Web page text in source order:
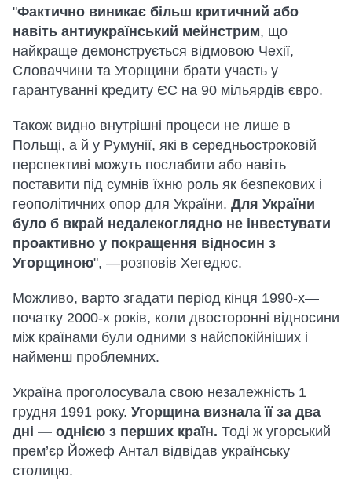
"Фактично виникає більш критичний або
навіть антиукраїнський мейнстрим, що
найкраще демонструється відмовою Чехії,
Словаччини та Угорщини брати участь у
гарантуванні кредиту ЄС на 90 мільярдів євро.
Також видно внутрішні процеси не лише в
Польщі, а й у Румунії, які в середньостроковій
перспективі можуть послабити або навіть
поставити під сумнів їхню роль як безпекових і
геополітичних опор для України. Для України
було б вкрай недалекоглядно не інвестувати
проактивно у покращення відносин з
Угорщиною", —розповів Хегедюс.
Можливо, варто згадати період кінця 1990-х—
початку 2000-х років, коли двосторонні відносини
між країнами були одними з найспокійніших і
найменш проблемних.
Україна проголосувала свою незалежність 1
грудня 1991 року. Угорщина визнала її за два
дні — однією з перших країн. Тоді ж угорський
прем’єр Йожеф Антал відвідав українську
столицю.